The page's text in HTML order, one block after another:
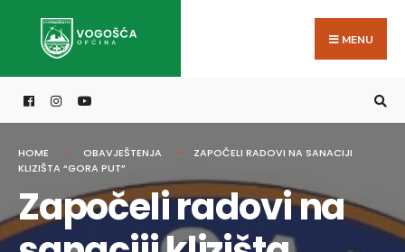
MENU
HOME OBAVJEŠTENJA
ZAPOČELI RADOVI NA SANACIJI
KLIZIŠTA “GORA PUT”
Započeli radovi na
for: